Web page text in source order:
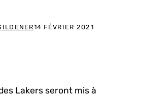
14 FÉVRIER 2021
Lakers seront mis à